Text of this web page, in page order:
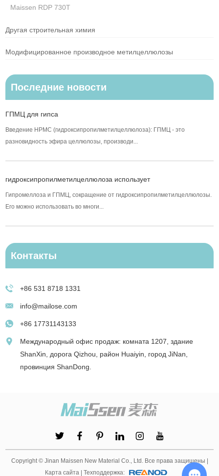
Maissen RDP 730T
Другая строительная химия
Модифицированное производное метилцеллюлозы
Последние новости
ГПМЦ для гипса
Введение HPMC (гидроксипропилметилцеллюлоза): ГПМЦ - это
разновидность эфира целлюлозы, производи...
гидроксипропилметилцеллюлоза использует
Гипромеллоза и ГПМЦ, сокращение от гидроксипропилметилцеллюлозы.
Его можно использовать во многи...
Контакты
+86 531 8718 1331
info@mailose.com
+86 17731143133
Международный офис продаж: комната 1207, здание
ShanXin, дорога Qizhou, район Huaiyin, город JiNan,
провинция ShanDong.
Copyright © Jinan Maissen New Material Co., Ltd. Все права защищены |
Карта сайта | Техподдержка: